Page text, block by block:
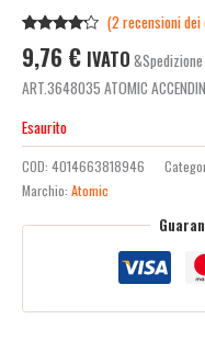
4.00 su
5 su
base di
(2 recensioni
9,76 € IVATO
ART.3648035 ATOMIC
Esaurito
COD: 4014663818946
Marchio: Atomic